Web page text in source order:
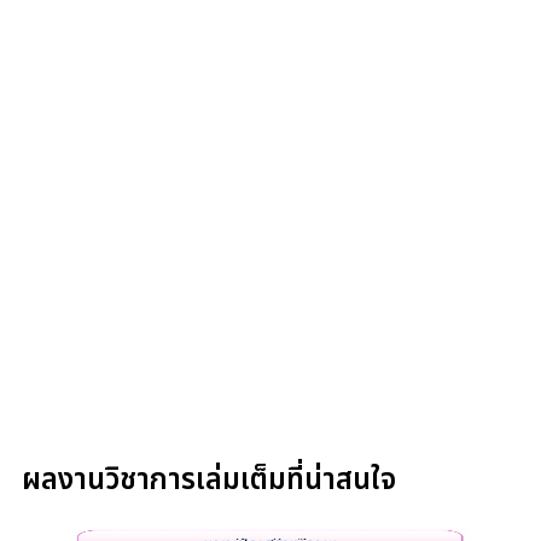
ผลงานวิชาการเล่มเต็มที่น่าสนใจ